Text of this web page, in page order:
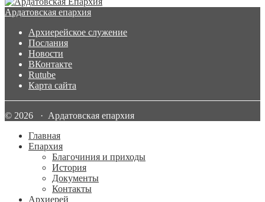
Ардатовская епархия
Архиерейское служение
Послания
Новости
ВКонтакте
Rutube
Карта сайта
© 2026 · Ардатовская епархия
Главная
Епархия
Благочиния и приходы
История
Документы
Контакты
Архиерей